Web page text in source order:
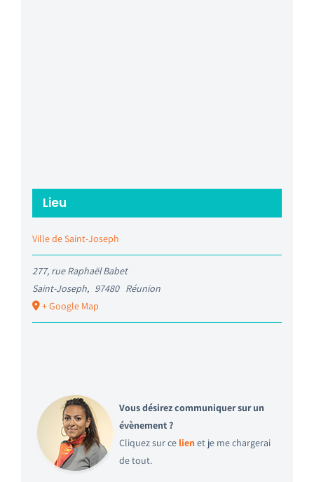
Lieu
Ville de Saint-Joseph
277, rue Raphaël Babet
Saint-Joseph, 97480 Réunion
+ Google Map
Vous désirez communiquer sur un
évènement ?
Cliquez sur ce lien et je me chargerai
de tout.